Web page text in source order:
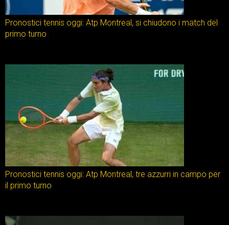
Pronostici tennis oggi: Atp Montreal, si chiudono i match del
primo turno
Pronostici tennis oggi: Atp Montreal, tre azzurri in campo per
il primo turno